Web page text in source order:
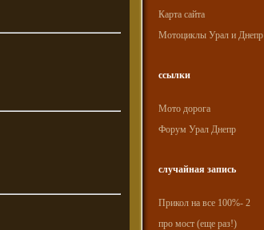
Карта сайта
Мотоциклы Урал и Днепр
ссылки
Мото дорога
Форум Урал Днепр
случайная запись
Прикол на все 100%- 2
про мост (еще раз!)